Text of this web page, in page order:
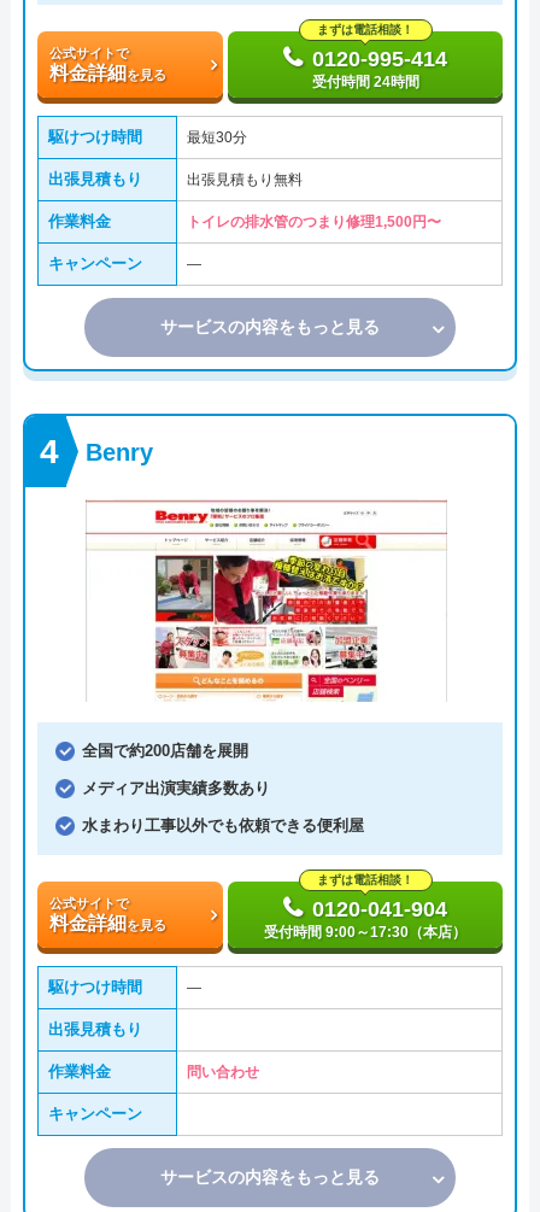
公式サイトで
料金詳細を見る
まずは電話相談！
0120-995-414
受付時間 24時間
駆けつけ時間 最短30分
出張見積もり 出張見積もり無料
作業料金 トイレの排水管のつまり修理1,500円〜
キャンペーン ―
サービスの内容をもっと見る
Benry
全国で約200店舗を展開
メディア出演実績多数あり
水まわり工事以外でも依頼できる便利屋
公式サイトで
料金詳細を見る
まずは電話相談！
0120-041-904
受付時間 9:00～17:30（本店）
駆けつけ時間 ―
出張見積もり
作業料金 問い合わせ
キャンペーン
サービスの内容をもっと見る